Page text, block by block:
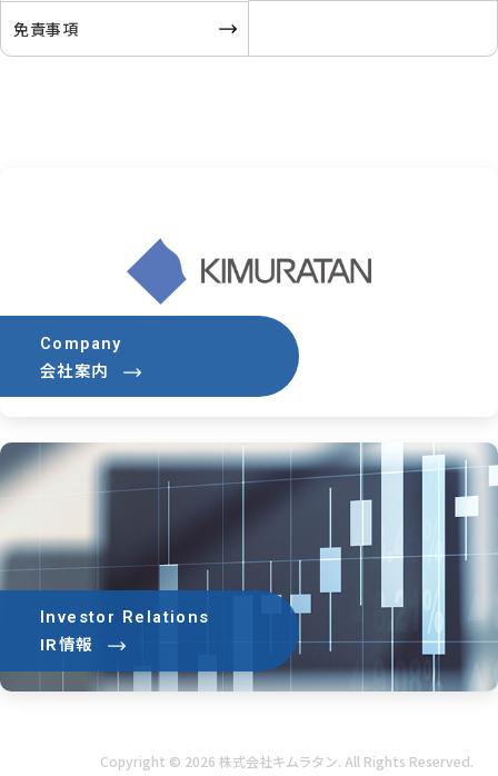
免責事項
Company
会社案内
Investor Relations
IR情報
Copyright © 2026 株式会社キムラタン. All Rights Reserved.